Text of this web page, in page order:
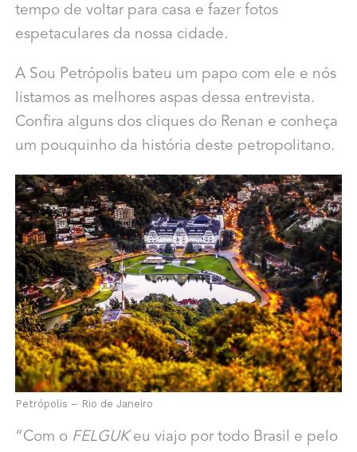
tempo de voltar para casa e fazer fotos
espetaculares da nossa cidade.
A Sou Petrópolis bateu um papo com ele e nós
listamos as melhores aspas dessa entrevista.
Confira alguns dos cliques do Renan e conheça
um pouquinho da história deste petropolitano.
Petrópolis – Rio de Janeiro
“Com o FELGUK eu viajo por todo Brasil e pelo